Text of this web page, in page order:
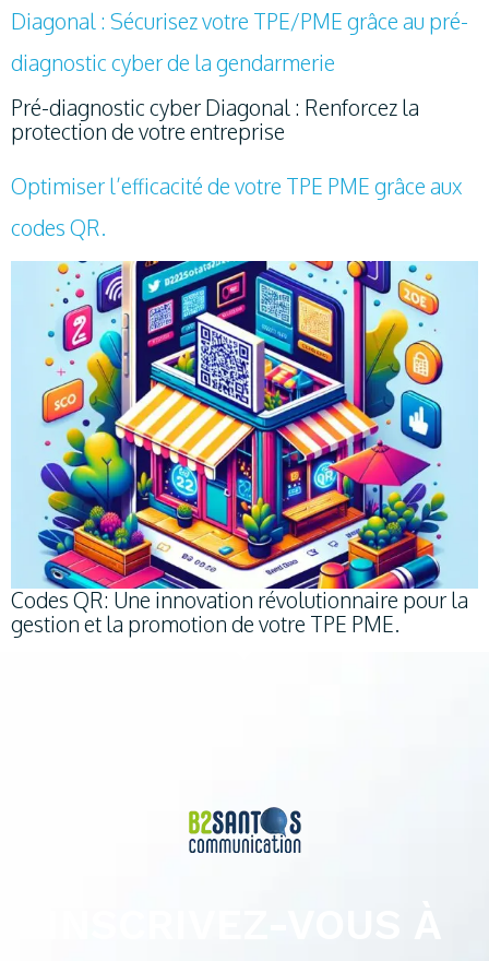
Diagonal : Sécurisez votre TPE/PME grâce au pré-
diagnostic cyber de la gendarmerie
Pré-diagnostic cyber Diagonal : Renforcez la
protection de votre entreprise
Optimiser l’efficacité de votre TPE PME grâce aux
codes QR.
Codes QR: Une innovation révolutionnaire pour la
gestion et la promotion de votre TPE PME.